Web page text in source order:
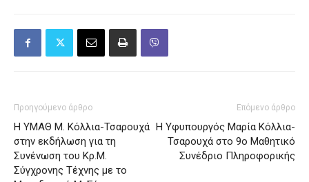
Προηγούμενο άρθρο
Η ΥΜΑΘ Μ. Κόλλια-Τσαρουχά
στην εκδήλωση για τη
Συνένωση του Κρ.Μ.
Σύγχρονης Τέχνης με το
Επόμενο άρθρο
Η Υφυπουργός Μαρία Κόλλια-
Τσαρουχά στο 9ο Μαθητικό
Συνέδριο Πληροφορικής